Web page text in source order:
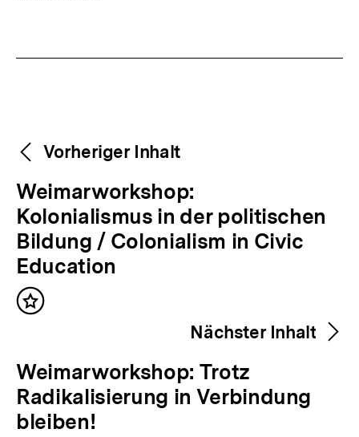
Weitere
Inhalte
Content-
Navigation
Vorheriger Inhalt
V
o
r
h
e
r
g
e
r
Weimarworkshop:
Kolonialismus in der politischen
Bildung / Colonialism in Civic
Education
Inhalt
Nächster Inhalt
N
ä
c
Weimarworkshop: Trotz
Radikalisierung in Verbindung
bleiben!